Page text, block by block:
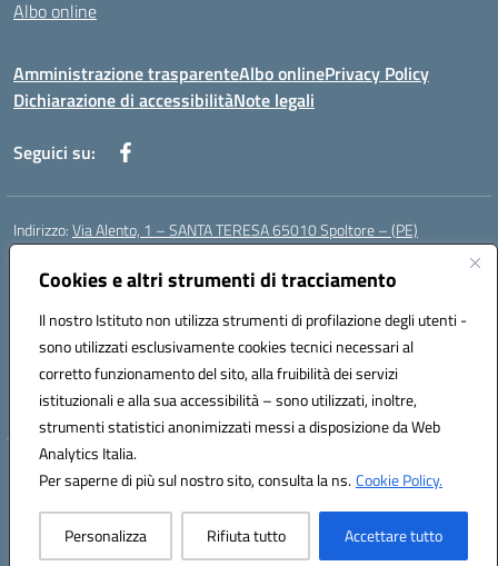
Cookies e altri strumenti di tracciamento
Il nostro Istituto non utilizza strumenti di profilazione degli utenti -
sono utilizzati esclusivamente cookies tecnici necessari al
corretto funzionamento del sito, alla fruibilità dei servizi
istituzionali e alla sua accessibilità – sono utilizzati, inoltre,
strumenti statistici anonimizzati messi a disposizione da Web
Analytics Italia.
Per saperne di più sul nostro sito, consulta la ns.Cookie Policy.
Personalizza Rifiuta tutto Accettare tutto
Albo online
Amministrazione trasparenteAlbo onlinePrivacy Policy
Dichiarazione di accessibilitàNote legali
Seguici su:
Indirizzo:Via Alento, 1 – SANTA TERESA 65010 Spoltore – (PE)
Centralino:
Posta elettronica certificata (PEC):peee052003@pec.istruzione.it
Codice fiscale: 80006490686
Codice meccanografico:peee052003
Codice Indice delle Pubbliche Amministrazioni (IPA): istsc_peee052003
Codice unico di fatturazione (CUF): UF01MF
Hosting & Powered by 3D Solution S.r.l.
Concept & Design by Designers Italia